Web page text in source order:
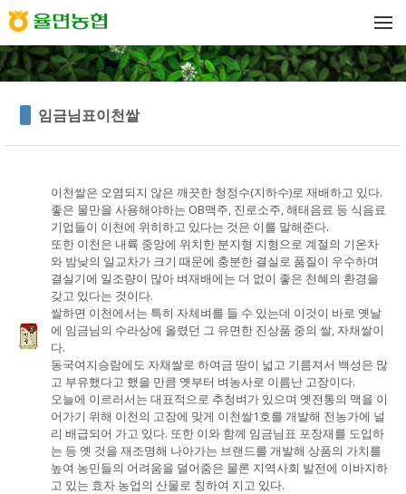
임금님표이천쌀
이천쌀은 오염되지 않은 깨끗한 청정수(지하수)로 재배하고 있다.
좋은 물만을 사용해야하는 OB맥주, 진로소주, 해태음료 등 식음료
기업들이 이천에 위히하고 있다는 것은 이를 말해준다.
또한 이천은 내륙 중앙에 위치한 분지형 지형으로 계절의 기온차
와 밤낮의 일교차가 크기 때문에 충분한 결실로 품질이 우수하며
결실기에 일조량이 많아 벼재배에는 더 없이 좋은 천혜의 환경을
갖고 있다는 것이다.
쌀하면 이천에서는 특히 자체벼를 들 수 있는데 이것이 바로 옛날
에 임금님의 수라상에 올렸던 그 유면한 진상품 중의 쌀, 자채쌀이
다.
동국여지승람에도 자채쌀로 하여금 땅이 넓고 기름져서 백성은 많
고 부유했다고 했을 만큼 옛부터 벼농사로 이름난 고장이다.
오늘에 이르러서는 대표적으로 추청벼가 있으며 옛전통의 맥을 이
어가기 위해 이천의 고장에 맞게 이천쌀1호를 개발해 전농가에 널
리 배급되어 가고 있다. 또한 이와 함께 임금님표 포장재를 도입하
는 등 옛 것을 재조명해 나아가는 브랜드를 개발해 상품의 가치를
높여 농민들의 어려움을 덜어줌은 물론 지역사회 발전에 이바지하
고 있는 효자 농업의 산물로 칭하여 지고 있다.